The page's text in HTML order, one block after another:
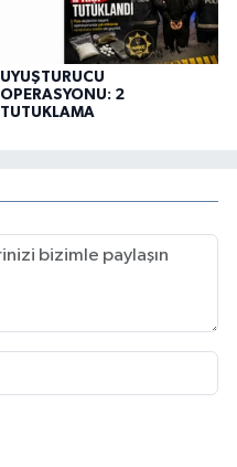
UYUŞTURUCU
OPERASYONU: 2
TUTUKLAMA